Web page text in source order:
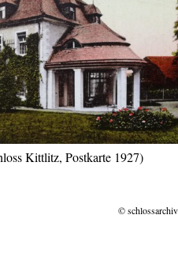
Kittlitz, Postkarte 1927)
©